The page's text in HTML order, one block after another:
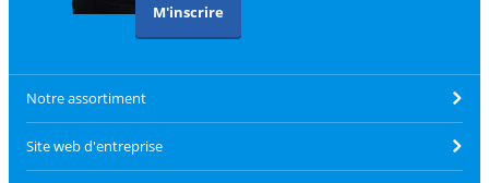
M'inscrire
Notre assortiment
Site web d'entreprise